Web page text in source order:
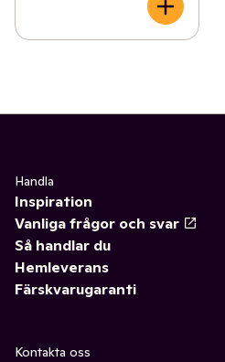
Handla
Inspiration
Vanliga frågor och svar
Så handlar du
Hemleverans
Färskvarugaranti
Kontakta oss